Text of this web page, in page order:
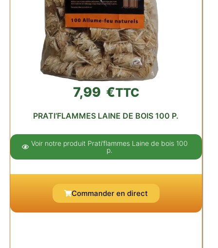
7,99 €TTC
PRATI’FLAMMES LAINE DE BOIS 100 P.
Voir notre produit Prati’flammes Laine de bois 100
p.
Commander en direct